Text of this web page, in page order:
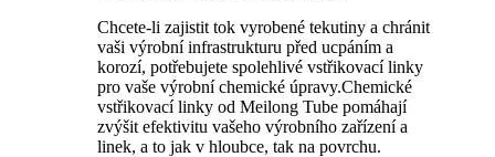
Chcete-li zajistit tok vyrobené tekutiny a chránit
vaši výrobní infrastrukturu před ucpáním a
korozí, potřebujete spolehlivé vstřikovací linky
pro vaše výrobní chemické úpravy.Chemické
vstřikovací linky od Meilong Tube pomáhají
zvýšit efektivitu vašeho výrobního zařízení a
linek, a to jak v hloubce, tak na povrchu.